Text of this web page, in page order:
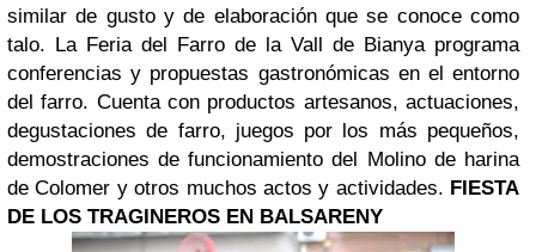
similar de gusto y de elaboración que se conoce como
talo. La Feria del Farro de la Vall de Bianya programa
conferencias y propuestas gastronómicas en el entorno
del farro. Cuenta con productos artesanos, actuaciones,
degustaciones de farro, juegos por los más pequeños,
demostraciones de funcionamiento del Molino de harina
de Colomer y otros muchos actos y actividades. FIESTA
DE LOS TRAGINEROS EN BALSARENY